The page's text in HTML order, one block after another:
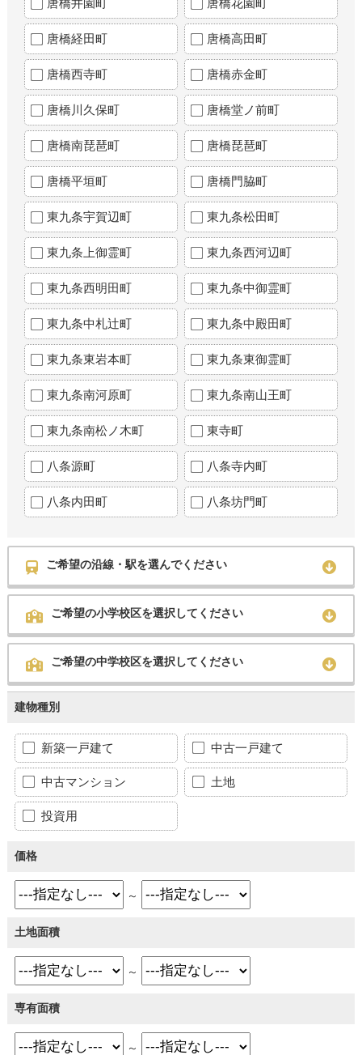
唐橋井園町 唐橋花園町
唐橋経田町 唐橋高田町
唐橋西寺町 唐橋赤金町
唐橋川久保町 唐橋堂ノ前町
唐橋南琵琶町 唐橋琵琶町
唐橋平垣町 唐橋門脇町
東九条宇賀辺町 東九条松田町
東九条上御霊町 東九条西河辺町
東九条西明田町 東九条中御霊町
東九条中札辻町 東九条中殿田町
東九条東岩本町 東九条東御霊町
東九条南河原町 東九条南山王町
東九条南松ノ木町 東寺町
八条源町 八条寺内町
八条内田町 八条坊門町
ご希望の沿線・駅を選んでください
ご希望の小学校区を選択してください
ご希望の中学校区を選択してください
建物種別
新築一戸建て 中古一戸建て
中古マンション 土地
投資用
価格
～
土地面積
～
専有面積
～